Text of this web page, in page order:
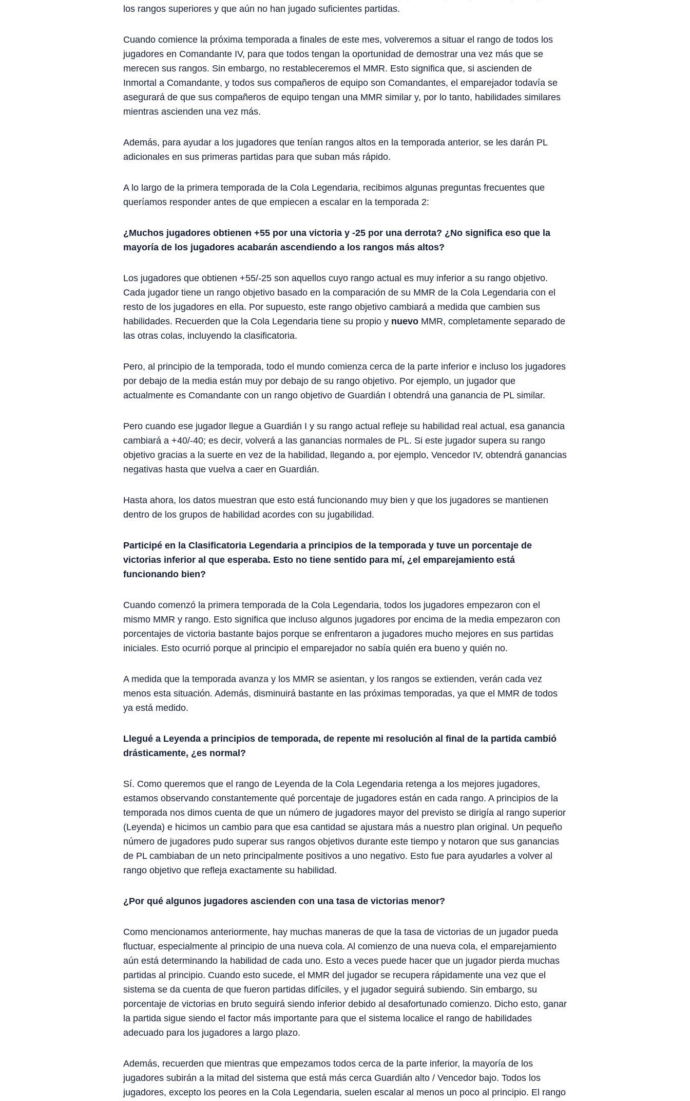
los rangos superiores y que aún no han jugado suficientes partidas.
Cuando comience la próxima temporada a finales de este mes, volveremos a situar el rango de todos los
jugadores en Comandante IV, para que todos tengan la oportunidad de demostrar una vez más que se
merecen sus rangos. Sin embargo, no restableceremos el MMR. Esto significa que, si ascienden de
Inmortal a Comandante, y todos sus compañeros de equipo son Comandantes, el emparejador todavía se
asegurará de que sus compañeros de equipo tengan una MMR similar y, por lo tanto, habilidades similares
mientras ascienden una vez más.
Además, para ayudar a los jugadores que tenían rangos altos en la temporada anterior, se les darán PL
adicionales en sus primeras partidas para que suban más rápido.
A lo largo de la primera temporada de la Cola Legendaria, recibimos algunas preguntas frecuentes que
queríamos responder antes de que empiecen a escalar en la temporada 2:
¿Muchos jugadores obtienen +55 por una victoria y -25 por una derrota? ¿No significa eso que la
mayoría de los jugadores acabarán ascendiendo a los rangos más altos?
Los jugadores que obtienen +55/-25 son aquellos cuyo rango actual es muy inferior a su rango objetivo.
Cada jugador tiene un rango objetivo basado en la comparación de su MMR de la Cola Legendaria con el
resto de los jugadores en ella. Por supuesto, este rango objetivo cambiará a medida que cambien sus
habilidades. Recuerden que la Cola Legendaria tiene su propio y nuevo MMR, completamente separado de
las otras colas, incluyendo la clasificatoria.
Pero, al principio de la temporada, todo el mundo comienza cerca de la parte inferior e incluso los jugadores
por debajo de la media están muy por debajo de su rango objetivo. Por ejemplo, un jugador que
actualmente es Comandante con un rango objetivo de Guardián I obtendrá una ganancia de PL similar.
Pero cuando ese jugador llegue a Guardián I y su rango actual refleje su habilidad real actual, esa ganancia
cambiará a +40/-40; es decir, volverá a las ganancias normales de PL. Si este jugador supera su rango
objetivo gracias a la suerte en vez de la habilidad, llegando a, por ejemplo, Vencedor IV, obtendrá ganancias
negativas hasta que vuelva a caer en Guardián.
Hasta ahora, los datos muestran que esto está funcionando muy bien y que los jugadores se mantienen
dentro de los grupos de habilidad acordes con su jugabilidad.
Participé en la Clasificatoria Legendaria a principios de la temporada y tuve un porcentaje de
victorias inferior al que esperaba. Esto no tiene sentido para mí, ¿el emparejamiento está
funcionando bien?
Cuando comenzó la primera temporada de la Cola Legendaria, todos los jugadores empezaron con el
mismo MMR y rango. Esto significa que incluso algunos jugadores por encima de la media empezaron con
porcentajes de victoria bastante bajos porque se enfrentaron a jugadores mucho mejores en sus partidas
iniciales. Esto ocurrió porque al principio el emparejador no sabía quién era bueno y quién no.
A medida que la temporada avanza y los MMR se asientan, y los rangos se extienden, verán cada vez
menos esta situación. Además, disminuirá bastante en las próximas temporadas, ya que el MMR de todos
ya está medido.
Llegué a Leyenda a principios de temporada, de repente mi resolución al final de la partida cambió
drásticamente, ¿es normal?
Sí. Como queremos que el rango de Leyenda de la Cola Legendaria retenga a los mejores jugadores,
estamos observando constantemente qué porcentaje de jugadores están en cada rango. A principios de la
temporada nos dimos cuenta de que un número de jugadores mayor del previsto se dirigía al rango superior
(Leyenda) e hicimos un cambio para que esa cantidad se ajustara más a nuestro plan original. Un pequeño
número de jugadores pudo superar sus rangos objetivos durante este tiempo y notaron que sus ganancias
de PL cambiaban de un neto principalmente positivos a uno negativo. Esto fue para ayudarles a volver al
rango objetivo que refleja exactamente su habilidad.
¿Por qué algunos jugadores ascienden con una tasa de victorias menor?
Como mencionamos anteriormente, hay muchas maneras de que la tasa de victorias de un jugador pueda
fluctuar, especialmente al principio de una nueva cola. Al comienzo de una nueva cola, el emparejamiento
aún está determinando la habilidad de cada uno. Esto a veces puede hacer que un jugador pierda muchas
partidas al principio. Cuando esto sucede, el MMR del jugador se recupera rápidamente una vez que el
sistema se da cuenta de que fueron partidas difíciles, y el jugador seguirá subiendo. Sin embargo, su
porcentaje de victorias en bruto seguirá siendo inferior debido al desafortunado comienzo. Dicho esto, ganar
la partida sigue siendo el factor más importante para que el sistema localice el rango de habilidades
adecuado para los jugadores a largo plazo.
Además, recuerden que mientras que empezamos todos cerca de la parte inferior, la mayoría de los
jugadores subirán a la mitad del sistema que está más cerca Guardián alto / Vencedor bajo. Todos los
jugadores, excepto los peores en la Cola Legendaria, suelen escalar al menos un poco al principio. El rango